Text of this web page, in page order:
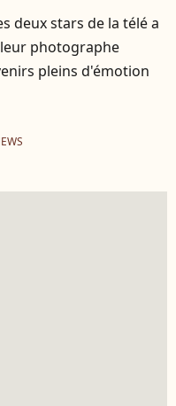
deux stars de la télé a
photographe
pleins d'émotion